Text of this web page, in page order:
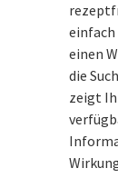
einen
die
zeigt